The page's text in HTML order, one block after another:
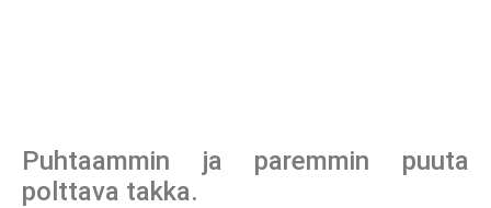
Puhtaammin ja paremmin puuta
polttava takka.